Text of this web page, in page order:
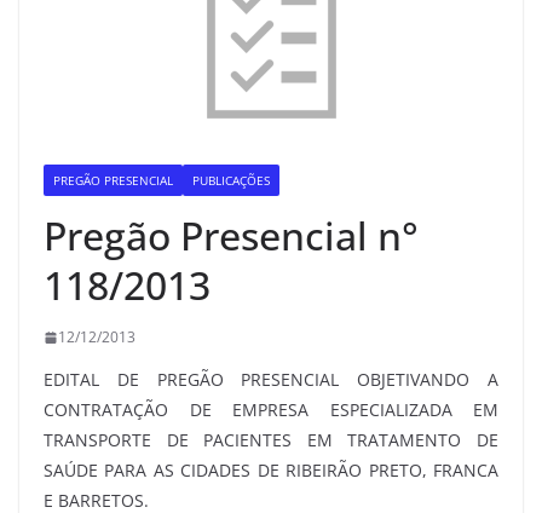
PREGÃO PRESENCIAL PUBLICAÇÕES
Pregão Presencial n°
118/2013
12/12/2013
EDITAL DE PREGÃO PRESENCIAL OBJETIVANDO A
CONTRATAÇÃO DE EMPRESA ESPECIALIZADA EM
TRANSPORTE DE PACIENTES EM TRATAMENTO DE
SAÚDE PARA AS CIDADES DE RIBEIRÃO PRETO, FRANCA
E BARRETOS.